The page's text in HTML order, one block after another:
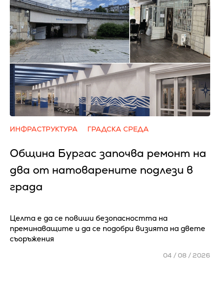
ИНФРАСТРУКТУРА ГРАДСКА СРЕДА
Община Бургас започва ремонт на
два от натоварените подлези в
града
Целта е да се повиши безопасността на
преминаващите и да се подобри визията на двете
съоръжения
04 / 08 / 2026